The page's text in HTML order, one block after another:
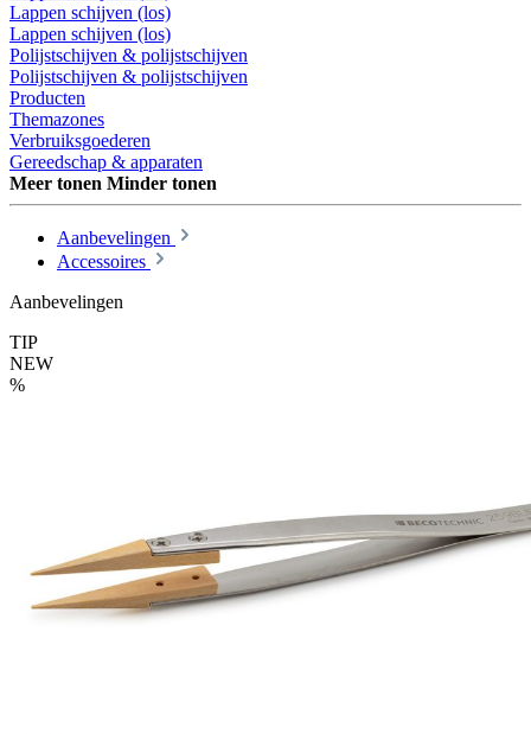
Lappen schijven (los)
Lappen schijven (los)
Polijstschijven & polijstschijven
Polijstschijven & polijstschijven
Producten
Themazones
Verbruiksgoederen
Gereedschap & apparaten
Meer tonen Minder tonen
Aanbevelingen
Accessoires
Aanbevelingen
TIP
NEW
%